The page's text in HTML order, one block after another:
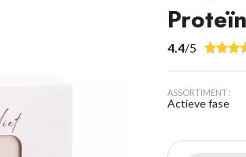
4.4/5
ASSORTIMENT :
Actieve fase